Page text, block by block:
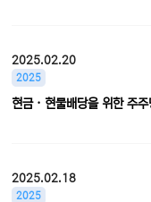
2025.02.20
2025
현금ㆍ현물배당을 위한 주
2025.02.18
2025